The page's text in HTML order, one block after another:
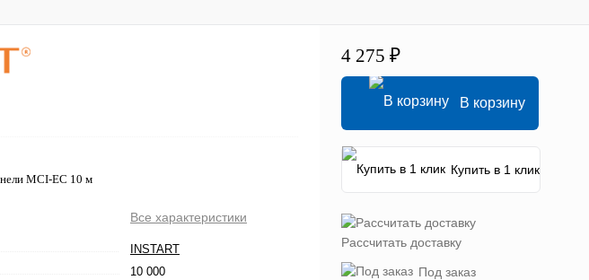
MCI-EC 10 м
Все характеристики
INSTART
10 000
4 275 ₽
В корзину
Купить в 1 клик
Рассчитать доставку
Под заказ